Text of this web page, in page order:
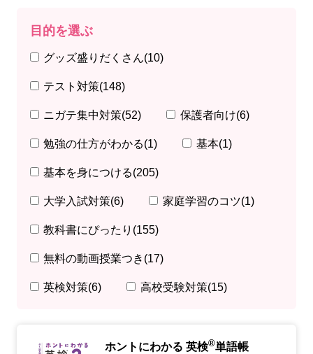
目的を選ぶ
グッズ盛りだくさん(10)
テスト対策(148)
ニガテ集中対策(52) 保護者向け(6)
勉強の仕方がわかる(1) 基本(1)
基本を身につける(205)
大学入試対策(6) 家庭学習のコツ(1)
教科書にぴったり (155)
無料の動画授業つき (17)
英検対策(6) 高校受験対策(15)
ホントにわかる 英検®単語帳